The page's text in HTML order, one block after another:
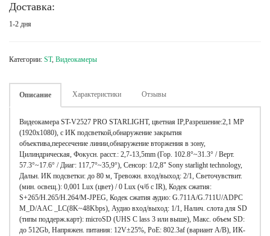
Доставка:
1-2 дня
Категории: ST, Видеокамеры
Описание Характеристики Отзывы
Видеокамера ST-V2527 PRO STARLIGHT, цветная IP,Разрешение:2,1 MP
(1920х1080), с ИК подсветкой,обнаружение закрытия
объектива,пересечение линии,обнаружение вторжения в зону,
Цилиндрическая, Фокусн. расст.: 2,7-13,5mm (Гор. 102.8°~31.3° / Верт.
57.3°~17.6° / Диаг: 117,7°~35,9°), Сенсор: 1/2,8" Sony starlight technology,
Дальн. ИК подсветки: до 80 м, Тревожн. вход/выход: 2/1, Светочувствит.
(мин. освещ.): 0,001 Lux (цвет) / 0 Lux (ч/б c IR), Кодек сжатия:
S+265/H.265/H.264/M-JPEG, Кодек сжатия аудио: G.711A/G.711U/ADPC
M_D/AAC _LC(8K~48Kbps), Аудио вход/выход: 1/1, Налич. слота для SD
(типы поддерж.карт): microSD (UHS C lass 3 или выше), Макс. объем SD:
до 512Gb, Напряжен. питания: 12V±25%, PoE: 802.3af (вариант А/В), ИК-